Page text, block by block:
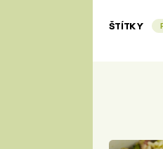
ŠTÍTKY